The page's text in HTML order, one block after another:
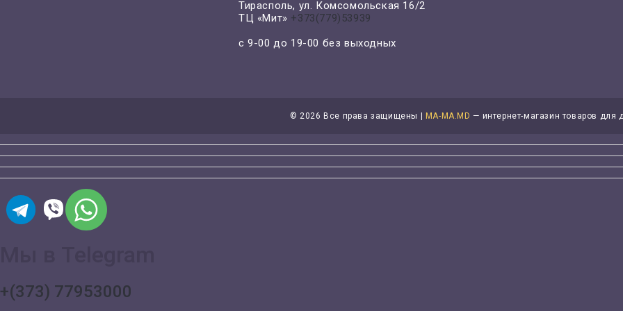
Тирасполь, ул. Комсомольская 16/2
ТЦ «Мит» +373(779)53939
с 9-00 до 19-00 без выходных
© 2026 Все права защищены | MA-MA.MD — интернет-магазин товаров для
+(373) 77953000